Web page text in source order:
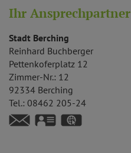
Ihr Ansprechpartner
Stadt Berching
Reinhard Buchberger
Pettenkoferplatz 12
Zimmer-Nr.: 12
92334 Berching
Tel.: 08462 205-24
vCard